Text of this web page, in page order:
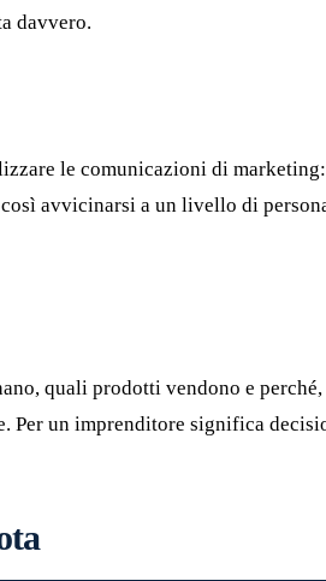
davvero.
le comunicazioni di
avvicinarsi a un livello di
quali prodotti vendono e
Per un imprenditore significa